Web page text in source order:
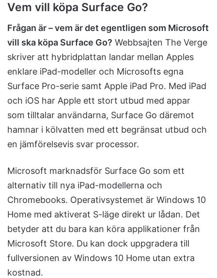
Vem vill köpa Surface Go?
Frågan är – vem är det egentligen som Microsoft
vill ska köpa Surface Go? Webbsajten The Verge
skriver att hybridplattan landar mellan Apples
enklare iPad-modeller och Microsofts egna
Surface Pro-serie samt Apple iPad Pro. Med iPad
och iOS har Apple ett stort utbud med appar
som tilltalar användarna, Surface Go däremot
hamnar i kölvatten med ett begränsat utbud och
en jämförelsevis svar processor.
Microsoft marknadsför Surface Go som ett
alternativ till nya iPad-modellerna och
Chromebooks. Operativsystemet är Windows 10
Home med aktiverat S-läge direkt ur lådan. Det
betyder att du bara kan köra applikationer från
Microsoft Store. Du kan dock uppgradera till
fullversionen av Windows 10 Home utan extra
kostnad.